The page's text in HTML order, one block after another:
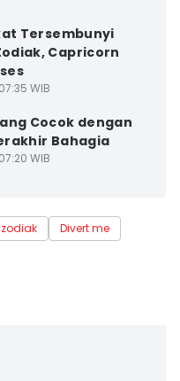
Tersembunyi
Capricorn
WIB
Cocok dengan
Bahagia
WIB
Divert me